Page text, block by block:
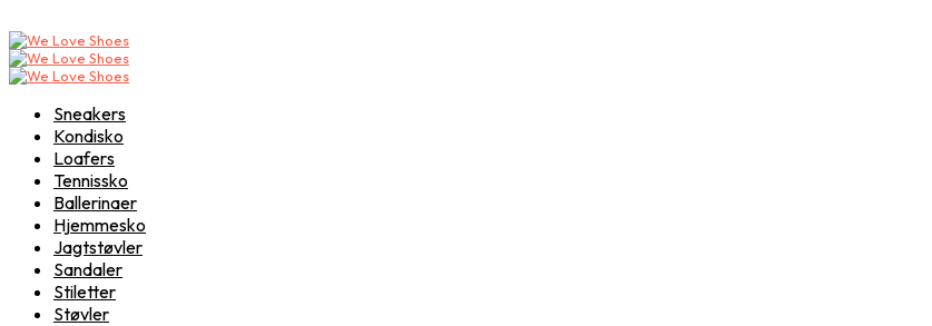
Sneakers
Kondisko
Loafers
Tennissko
Ballerinaer
Hjemmesko
Jagtstøvler
Sandaler
Stiletter
Støvler